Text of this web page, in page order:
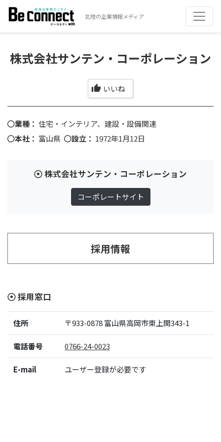
北陸の企業情報メディア
株式会社サンテン・コーポレーション
いいね
業種： 住宅・インテリア、建設・設備関連
本社： 富山県 設立： 1972年1月12日
株式会社サンテン・コーポレーション
コーポレートサイト
採用情報
採用窓口
住所 〒933-0878富山県高岡市東上関343-1
電話番号 0766-24-0023
E-mail ユーザー登録が必要です